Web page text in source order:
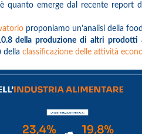
quanto emerge dal recente report
proponiamo un’analisi della
della produzione di altri prodotti
della classificazione delle attività